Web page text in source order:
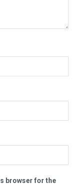
browser for the